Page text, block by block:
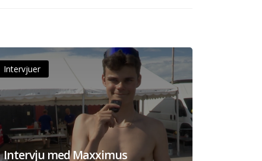
Intervjuer
Intervju med Maxximus